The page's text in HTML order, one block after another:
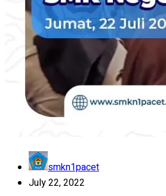
smkn1pacet
July 22, 2022